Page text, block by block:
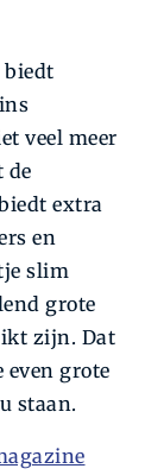
biedt
veel meer
de
extra
en
slim
grote
zijn. Dat
even grote
staan.